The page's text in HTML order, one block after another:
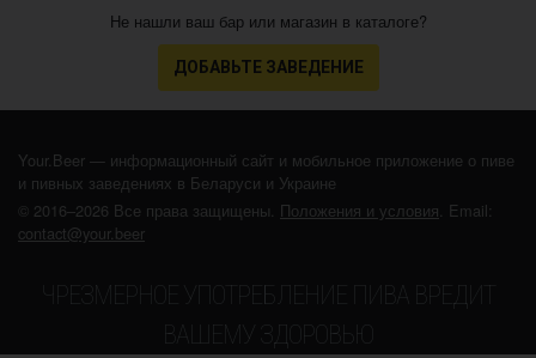
Не нашли ваш бар или магазин в каталоге?
ДОБАВЬТЕ ЗАВЕДЕНИЕ
Your.Beer — информационный сайт и мобильное приложение о пиве
и пивных заведениях в Беларуси и Украине
© 2016–2026 Все права защищены. Положения и условия. Email:
contact@your.beer
ЧРЕЗМЕРНОЕ УПОТРЕБЛЕНИЕ ПИВА ВРЕДИТ
ВАШЕМУ ЗДОРОВЬЮ